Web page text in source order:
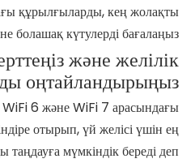
құрылғыларды, кең жолақты
болашақ күтулерді бағалаңыз!
және желілік
оңтайландырыңыз
WiFi 6 және WiFi 7 арасындағы
отырып, үй желісі үшін ең
мүмкіндік береді деп